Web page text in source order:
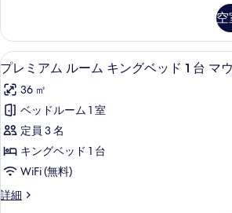
真
を
表
示
す
る
ン
グ
ル
ベ
ッ
ド
2
台
マ
ム
ル
ー
シ
ン
ル
ベ
ッ
ド
2
空
プ
レ
ミ
ア
ム
ル
ー
ム
ミニバー
5
プレミアム ルーム キングベッド 1 台 マ
36 ㎡
ベッドルーム 1 室
定員 3 名
キングベッド 1 台
WiFi (無料)
詳細
プ